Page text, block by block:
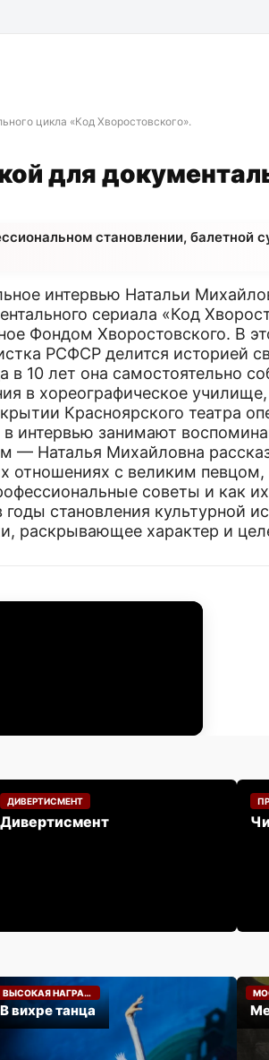
цикла «Код Хворостовского».
для
становлении, балетной
интервью Натальи
сериала «Код
Фондом Хворостовского. В
РСФСР делится историей
в 10 лет она самостоятельно
в хореографическое
Красноярского театра
интервью занимают
— Наталья Михайловна
отношениях с великим певцом,
советы и как
годы становления культурной
раскрывающее характер и
ДИВЕРТИСМЕНТ
Дивертисмент
ВЫСОКАЯ НАГРАДА
МАЙ 2023
В вихре танца